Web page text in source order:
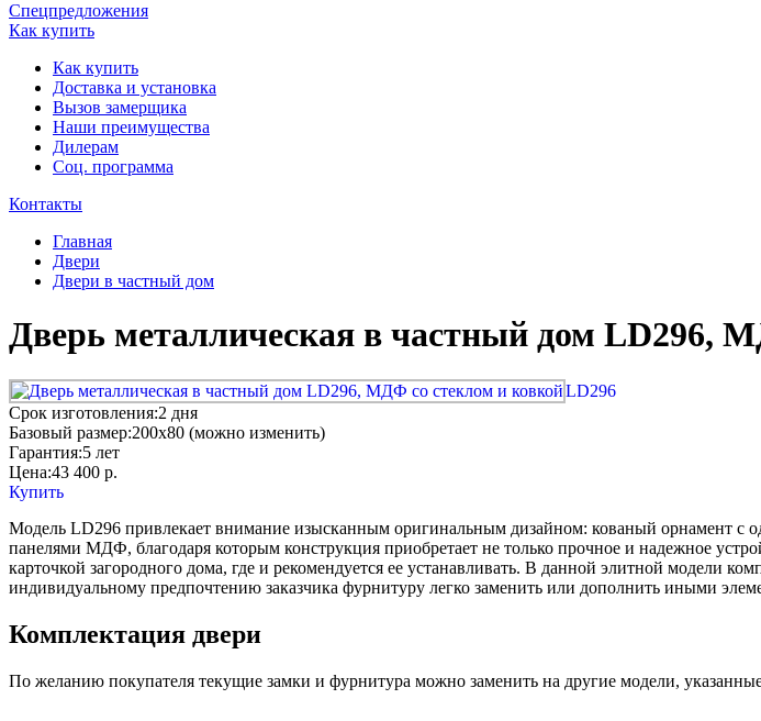
Спецпредложения
Как купить
Как купить
Доставка и установка
Вызов замерщика
Наши преимущества
Дилерам
Соц. программа
Контакты
Главная
Двери
Двери в частный дом
Дверь металлическая в частный дом LD296,
LD296
Срок изготовления:2 дня
Базовый размер:200x80 (можно изменить)
Гарантия:5 лет
Цена:43 400 р.
Купить
Модель LD296 привлекает внимание изысканным оригинальным дизайном: кованый орнамент с
панелями МДФ, благодаря которым конструкция приобретает не только прочное и надежное
карточкой загородного дома, где и рекомендуется ее устанавливать. В данной элитной модели
индивидуальному предпочтению заказчика фурнитуру легко заменить или дополнить иными
Комплектация двери
По желанию покупателя текущие замки и фурнитура можно заменить на другие модели, указанные